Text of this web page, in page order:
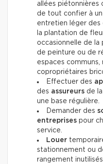
allées piétonnières
de tout confier à
entretien léger des
la plantation de
occasionnelle de
de peinture ou de
espaces communs,
copropriétaires
Effectuer des
des assureurs de
une base régulière.
Demander des
entreprises pour
service.
Louer
stationnement ou
rangement